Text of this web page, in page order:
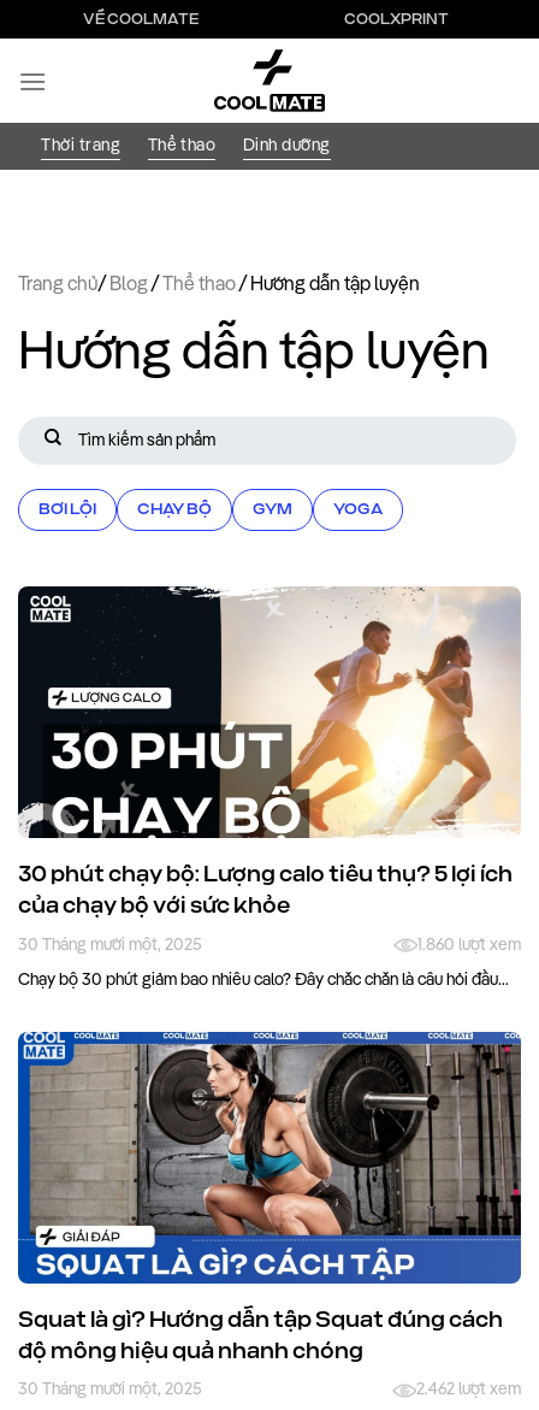
qua
nội
VỀ COOLMATE COOLXPRINT
Thời trang Thể thao Dinh dưỡng
Trang chủ/ Blog/ Thể thao/ Hướng dẫn tập luyện
Hướng dẫn tập luyện
BƠI LỘI CHẠY BỘ GYM YOGA
30 phút chạy bộ: Lượng calo tiêu thụ? 5 lợi ích
của chạy bộ với sức khỏe
30 Tháng mười một, 2025 1.860 lượt xem
Chạy bộ 30 phút giảm bao nhiêu calo? Đây chắc chắn là câu hỏi đầu...
Squat là gì? Hướng dẫn tập Squat đúng cách
độ mông hiệu quả nhanh chóng
30 Tháng mười một, 2025 2.462 lượt xem